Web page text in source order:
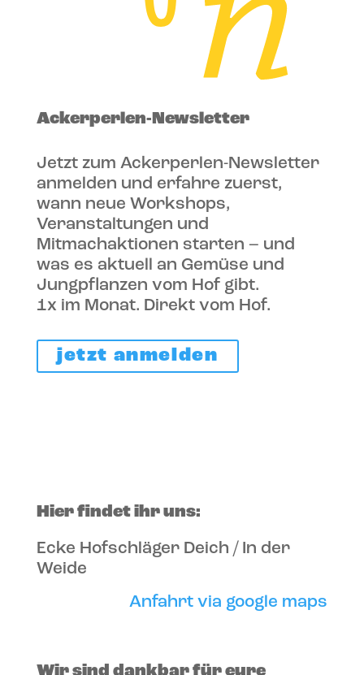
Ackerperlen-Newsletter
Jetzt zum Ackerperlen-Newsletter
anmelden und erfahre zuerst,
wann neue Workshops,
Veranstaltungen und
Mitmachaktionen starten – und
was es aktuell an Gemüse und
Jungpflanzen vom Hof gibt.
1x im Monat. Direkt vom Hof.
jetzt anmelden
Hier findet ihr uns:
Ecke Hofschläger Deich / In der
Weide
Anfahrt via google maps